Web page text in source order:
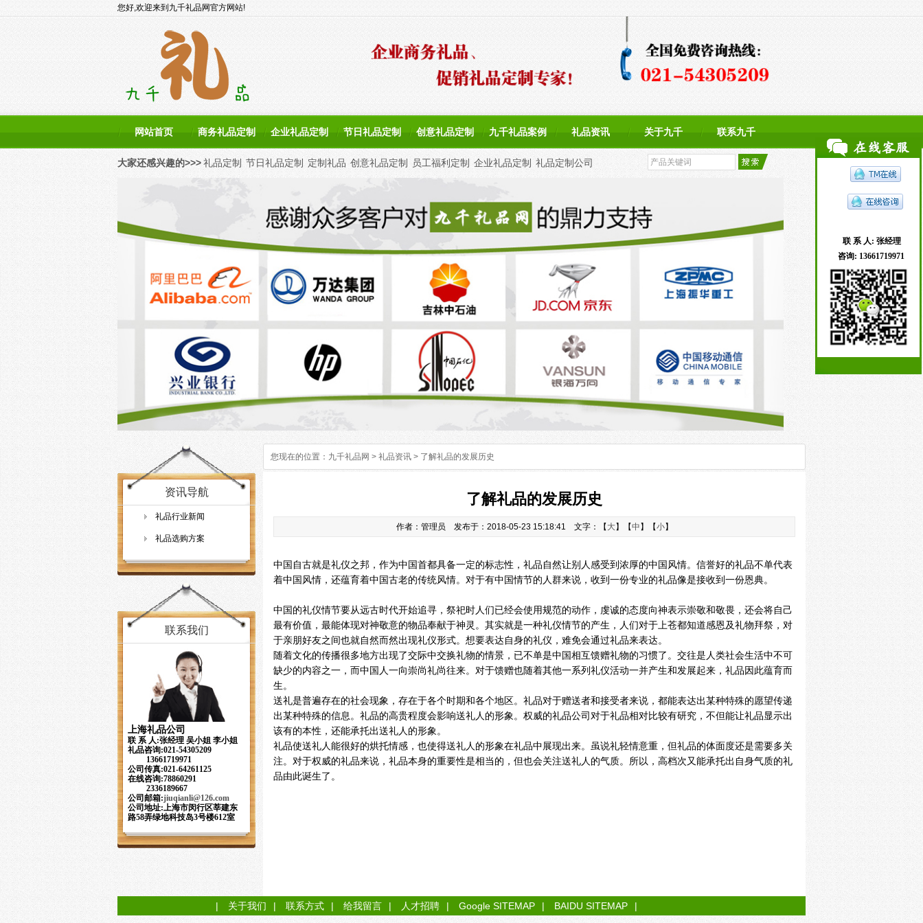
联 系 人: 张经理
咨询: 13661719971
网站首页 商务礼品定制 企业礼品定制 节日礼品定制 创意礼品定制 九千礼品案例 礼品资讯 关于九千 联系九千
您好,欢迎来到九千礼品网官方网站!
大家还感兴趣的>>>礼品定制 节日礼品定制 定制礼品 创意礼品定制 员工福利定制 企业礼品定制 礼品定制公司
您现在的位置： 九千礼品网 > 礼品资讯 > 了解礼品的发展历史
资讯导航
礼品行业新闻
礼品选购方案
联系我们
上海礼品公司
联 系 人:张经理 吴小姐 李小姐
礼品咨询:021-54305209
13661719971
公司传真:021-64261125
在线咨询:78860291
2336189667
公司邮箱:jiuqianli@126.com
公司地址:上海市闵行区莘建东
路58弄绿地科技岛3号楼612室
了解礼品的发展历史
作者：管理员 发布于：2018-05-23 15:18:41 文字：【 大】【中 】【小】
中国自古就是礼仪之邦，作为中国首都具备一定的标志性，礼品自然让别人感受到浓厚的中国风情。信誉好的礼品不单代表
着中国风情，还蕴育着中国古老的传统风情。对于有中国情节的人群来说，收到一份专业的礼品像是接收到一份恩典。
中国的礼仪情节要从远古时代开始追寻，祭祀时人们已经会使用规范的动作，虔诚的态度向神表示崇敬和敬畏，还会将自己
最有价值，最能体现对神敬意的物品奉献于神灵。其实就是一种礼仪情节的产生，人们对于上苍都知道感恩及礼物拜祭，对
于亲朋好友之间也就自然而然出现礼仪形式。想要表达自身的礼仪，难免会通过礼品来表达。
随着文化的传播很多地方出现了交际中交换礼物的情景，已不单是中国相互馈赠礼物的习惯了。交往是人类社会生活中不可
缺少的内容之一，而中国人一向崇尚礼尚往来。对于馈赠也随着其他一系列礼仪活动一并产生和发展起来，礼品因此蕴育而
生。
送礼是普遍存在的社会现象，存在于各个时期和各个地区。礼品对于赠送者和接受者来说，都能表达出某种特殊的愿望传递
出某种特殊的信息。礼品的高贵程度会影响送礼人的形象。权威的礼品公司对于礼品相对比较有研究，不但能让礼品显示出
该有的本性，还能承托出送礼人的形象。
礼品使送礼人能很好的烘托情感，也使得送礼人的形象在礼品中展现出来。虽说礼轻情意重，但礼品的体面度还是需要多关
注。对于权威的礼品来说，礼品本身的重要性是相当的，但也会关注送礼人的气质。所以，高档次又能承托出自身气质的礼
品由此诞生了。
| 关于我们 | 联系方式 | 给我留言 | 人才招聘 | Google SITEMAP | BAIDU SITEMAP |